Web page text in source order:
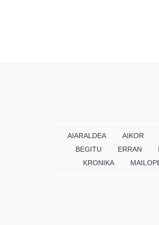
AIARALDEA AIKOR
BEGITU
ERRAN
KRONIKA